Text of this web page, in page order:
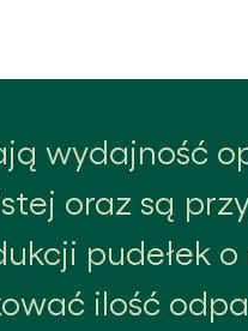
wydajność
oraz są
pudełek
ilość